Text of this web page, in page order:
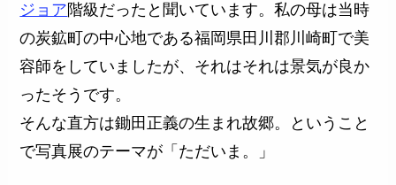
ジョア階級だったと聞いています。私の母は当時
の炭鉱町の中心地である福岡県田川郡川崎町で美
容師をしていましたが、それはそれは景気が良か
ったそうです。
そんな直方は鋤田正義の生まれ故郷。ということ
で写真展のテーマが「ただいま。」